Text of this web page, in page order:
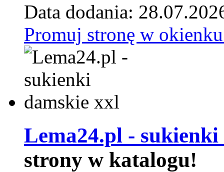
Data dodania:
Promuj stronę w
Lema24.pl -
strony w katalogu!